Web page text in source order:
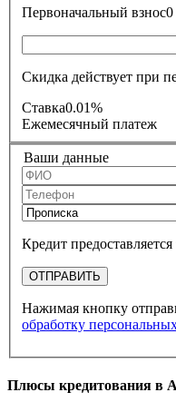
Первоначальный взнос0
Скидка действует при
Ставка0.01%
Ежемесячный платеж
Ваши данные
Кредит
ОТПРАВИТЬ
Нажимая кнопку
обработку
Плюсы кредитования в